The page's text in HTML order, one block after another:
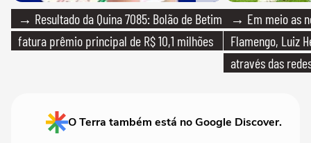
→ Resultado da Quina 7085: Bolão de Betim
fatura prêmio principal de R$ 10,1 milhões
→ Em meio as
Flamengo, Luiz
através das
O Terra também está no Google Discover.